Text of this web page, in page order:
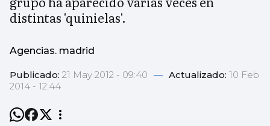
distintas 'quinielas'.
Agencias. madrid
Publicado: 21 May 2012 - 09:40 — Actualizado: 10 Feb
2014 - 12:44